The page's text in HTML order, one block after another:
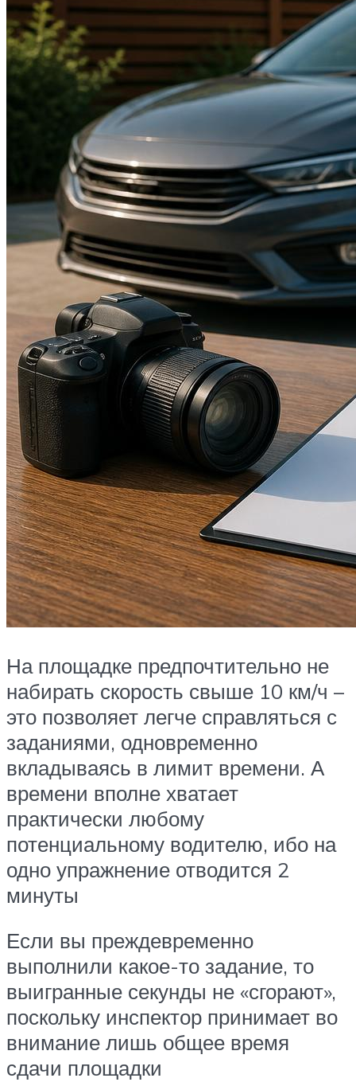
На площадке предпочтительно не
набирать скорость свыше 10 км/ч –
это позволяет легче справляться с
заданиями, одновременно
вкладываясь в лимит времени. А
времени вполне хватает
практически любому
потенциальному водителю, ибо на
одно упражнение отводится 2
минуты
Если вы преждевременно
выполнили какое-то задание, то
выигранные секунды не «сгорают»,
поскольку инспектор принимает во
внимание лишь общее время
сдачи площадки